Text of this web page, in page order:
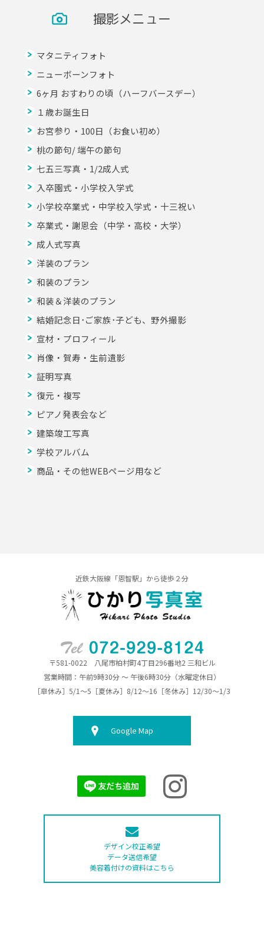
撮影メニュー
マタニティフォト
ニューボーンフォト
6ヶ月 おすわりの頃（ハーフバースデー）
１歳お誕生日
お宮参り・100日（お食い初め）
桃の節句/ 端午の節句
七五三写真・1/2成人式
入卒園式・小学校入学式
小学校卒業式・中学校入学式・十三祝い
卒業式・謝恩会（中学・高校・大学）
成人式写真
洋装のプラン
和装のプラン
和装＆洋装のプラン
結婚記念日･ご家族･子ども、野外撮影
宣材・プロフィール
肖像・賀寿・生前遺影
証明写真
復元・複写
ピアノ発表会など
建築竣工写真
学校アルバム
商品・その他WEBページ用など
近鉄大阪線「恩智駅」から徒歩２分
〒581-0022 八尾市柏村町4丁目296番地2 三和ビル
営業時間：午前9時30分 ～ 午後6時30分（水曜定休日）
［皐休み］5/1～5［夏休み］8/12～16［冬休み］12/30～1/3
Google Map
デザイン校正希望
データ送信希望
美容着付けの資料はこちら